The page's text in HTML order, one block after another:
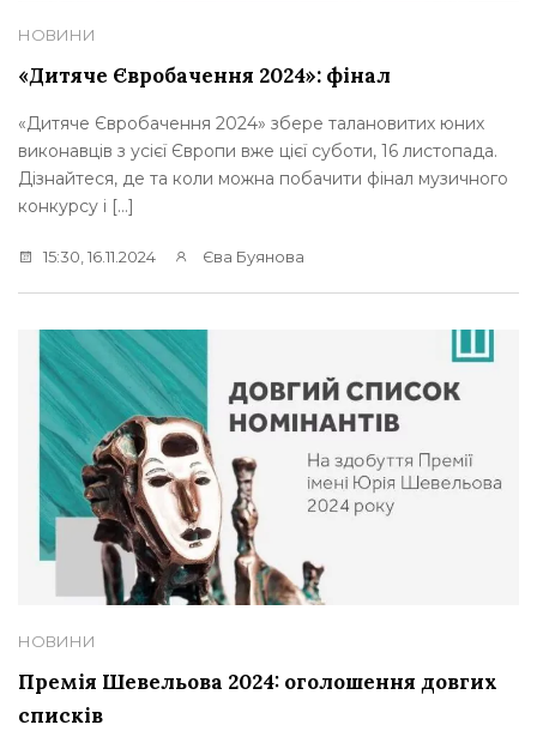
НОВИНИ
«Дитяче Євробачення 2024»: фінал
«Дитяче Євробачення 2024» збере талановитих юних
виконавців з усієї Європи вже цієї суботи, 16 листопада.
Дізнайтеся, де та коли можна побачити фінал музичного
конкурсу і […]
15:30, 16.11.2024 Єва Буянова
НОВИНИ
Премія Шевельова 2024: оголошення довгих
списків